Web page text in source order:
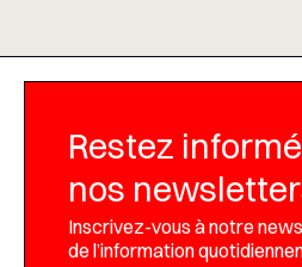
Restez
nos
Inscrivez-vous à notre
de l’information